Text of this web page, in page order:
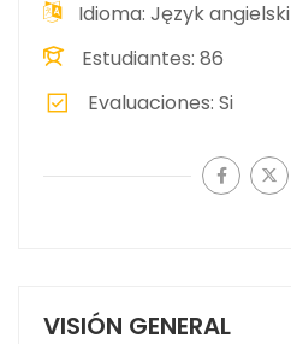
VISIÓN GENERAL
Idioma Język angielski
Estudiantes 86
Evaluaciones Si